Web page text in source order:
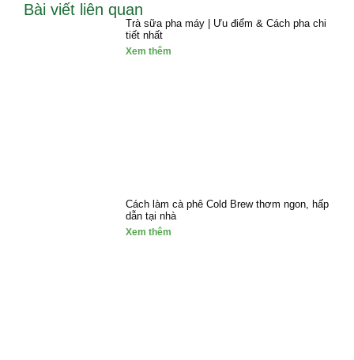
Bài viết liên quan
Trà sữa pha máy | Ưu điểm & Cách pha chi
tiết nhất
Xem thêm
Cách làm cà phê Cold Brew thơm ngon, hấp
dẫn tại nhà
Xem thêm